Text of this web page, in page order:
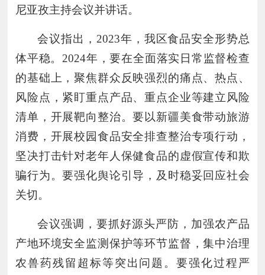
尼亚孜主持会议并讲话。
会议指出， 2023年，我区食品安全形势总
体平稳。2024年，要在全面落实日常监督检查
的基础上，聚焦群众反映强烈的痛点、热点、
风险点，紧盯重点产品、重点企业等建立风险
清单，开展靶向整治。要以新疆美食带动旅游
消费，开展校园食品安全排查整治专项行动，
坚决打击针对老年人保健食品的虚假宣传和欺
骗行为。要强化舆论引导，及时稳妥回应社会
关切。
会议强调，要抓好源头严防，加强农产品
产地环境安全监测保护等环节监督，集中治理
农兽药残留超标等突出问题。要强化过程严